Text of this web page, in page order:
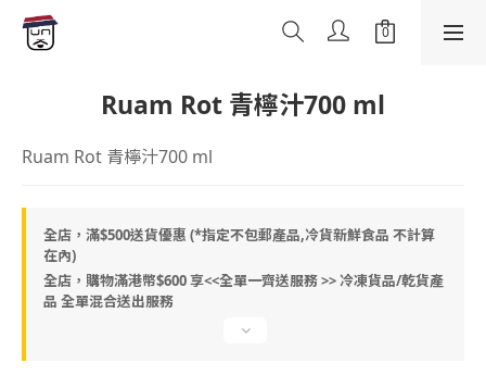
Ruam Rot 青檸汁700 ml
Ruam Rot 青檸汁700 ml
全店，滿$500送貨優惠 (*指定不包郵產品,冷貨新鮮食品 不計算
在內)
全店，購物滿港幣$600 享<<全單一齊送服務 >> 冷凍貨品/乾貨產
品 全單混合送出服務